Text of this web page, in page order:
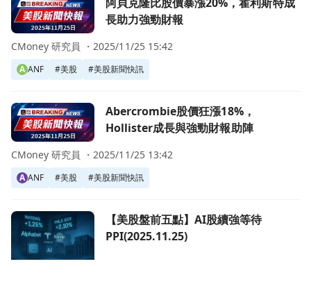
長助力強勁財報
A ANF #美股 #美股新聞快訊
CMoney 研究員 ・2025/11/25 15:42
前往Abercrombie股價狂漲18%，Hollister成長與強勁財報
Abercrombie股價狂漲18%，
Hollister成長與強勁財報助陣
A ANF #美股 #美股新聞快訊
CMoney 研究員 ・2025/11/25 13:42
前往【美股盤前五點】AI股續強等待PPI(2025.11.25)頁面
【美股盤前五點】AI股續強等待
PPI(2025.11.25)